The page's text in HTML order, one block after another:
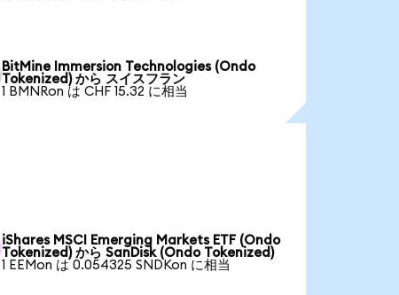
BitMine Immersion Technologies (Ondo
Tokenized) から スイスフラン
1 BMNRon は CHF 15.32 に相当
iShares MSCI Emerging Markets ETF (Ondo
Tokenized) から SanDisk (Ondo Tokenized)
1 EEMon は 0.054325 SNDKon に相当